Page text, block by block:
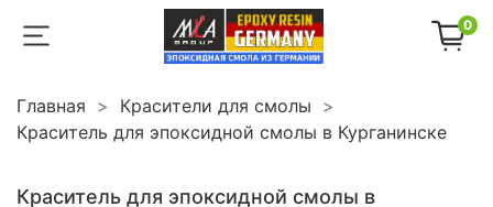
0
Главная
Красители для смолы
Краситель для эпоксидной смолы в Курганинске
Краситель для эпоксидной смолы в